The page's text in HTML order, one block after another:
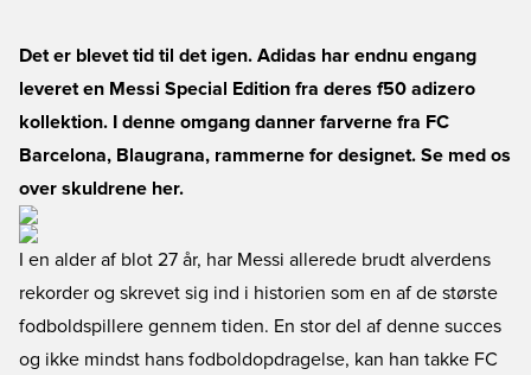
Det er blevet tid til det igen. Adidas har endnu engang
leveret en Messi Special Edition fra deres f50 adizero
kollektion. I denne omgang danner farverne fra FC
Barcelona, Blaugrana, rammerne for designet. Se med os
over skuldrene her.
I en alder af blot 27 år, har Messi allerede brudt alverdens
rekorder og skrevet sig ind i historien som en af de største
fodboldspillere gennem tiden. En stor del af denne succes
og ikke mindst hans fodboldopdragelse, kan han takke FC